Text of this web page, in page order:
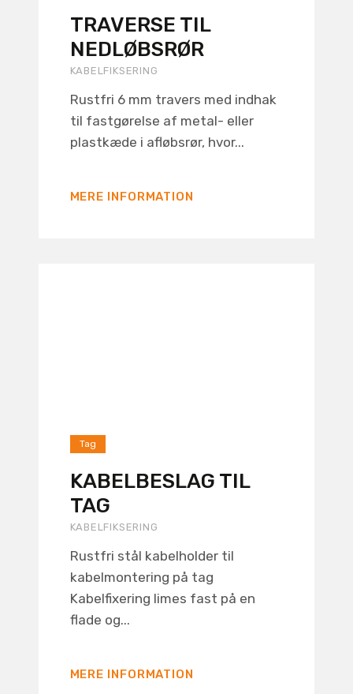
TRAVERSE TIL
NEDLØBSRØR
KABELFIKSERING
Rustfri 6 mm travers med indhak
til fastgørelse af metal- eller
plastkæde i afløbsrør, hvor...
MERE INFORMATION
Tag
KABELBESLAG TIL
TAG
KABELFIKSERING
Rustfri stål kabelholder til
kabelmontering på tag
Kabelfixering limes fast på en
flade og...
MERE INFORMATION